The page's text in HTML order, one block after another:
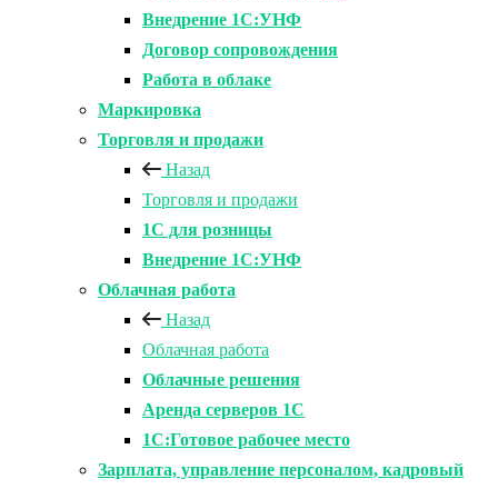
Внедрение 1С:УНФ
Договор сопровождения
Работа в облаке
Маркировка
Торговля и продажи
Назад
Торговля и продажи
1С для розницы
Внедрение 1С:УНФ
Облачная работа
Назад
Облачная работа
Облачные решения
Аренда серверов 1С
1C:Готовое рабочее место
Зарплата, управление персоналом, кадровый